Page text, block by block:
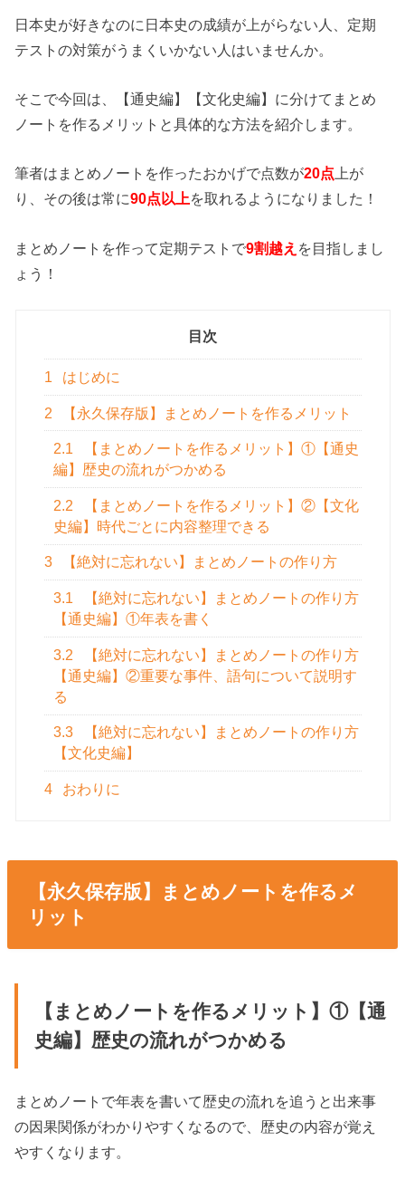
日本史が好きなのに日本史の成績が上がらない人、定期
テストの対策がうまくいかない人はいませんか。
そこで今回は、【通史編】【文化史編】に分けてまとめ
ノートを作るメリットと具体的な方法を紹介します。
筆者はまとめノートを作ったおかげで点数が20点 上が
り、その後は常に90点以上を取れるようになりました！
まとめノートを作って定期テストで9割越え を目指しまし
ょう！
目次
1 はじめに
2 【永久保存版】まとめノートを作るメリット
2.1
【まとめノートを作るメリット】①【通史
編】歴史の流れがつかめる
2.2
【まとめノートを作るメリット】②【文化
史編】時代ごとに内容整理できる
3 【絶対に忘れない】まとめノートの作り方
3.1
【絶対に忘れない】まとめノートの作り方
【通史編】①年表を書く
3.2
【絶対に忘れない】まとめノートの作り方
【通史編】②重要な事件、語句について説明す
る
3.3
【絶対に忘れない】まとめノートの作り方
【文化史編】
4 おわりに
【永久保存版】まとめノートを作るメ
リット
【まとめノートを作るメリット】①【通
史編】歴史の流れがつかめる
まとめノートで年表を書いて歴史の流れを追うと出来事
の因果関係がわかりやすくなるので、歴史の内容が覚え
やすくなります。